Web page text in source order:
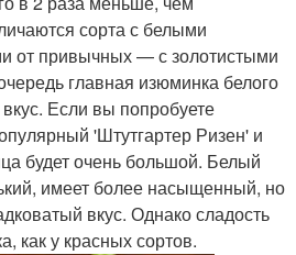
сорта с белыми
от привычных — с золотистыми
главная изюминка белого
Если вы попробуете
'Штутгартер Ризен' и
будет очень большой. Белый
имеет более насыщенный, но
вкус. Однако сладость
как у красных сортов.